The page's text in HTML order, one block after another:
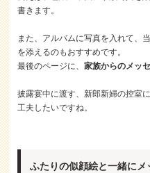
書きます。
また、アルバムに写真を入れて、
を添えるのもおすすめです。
最後のページに、家族からのメッ
披露宴中に渡す、新郎新婦の控室
工夫したいですね。
ふたりの似顔絵と一緒にメ